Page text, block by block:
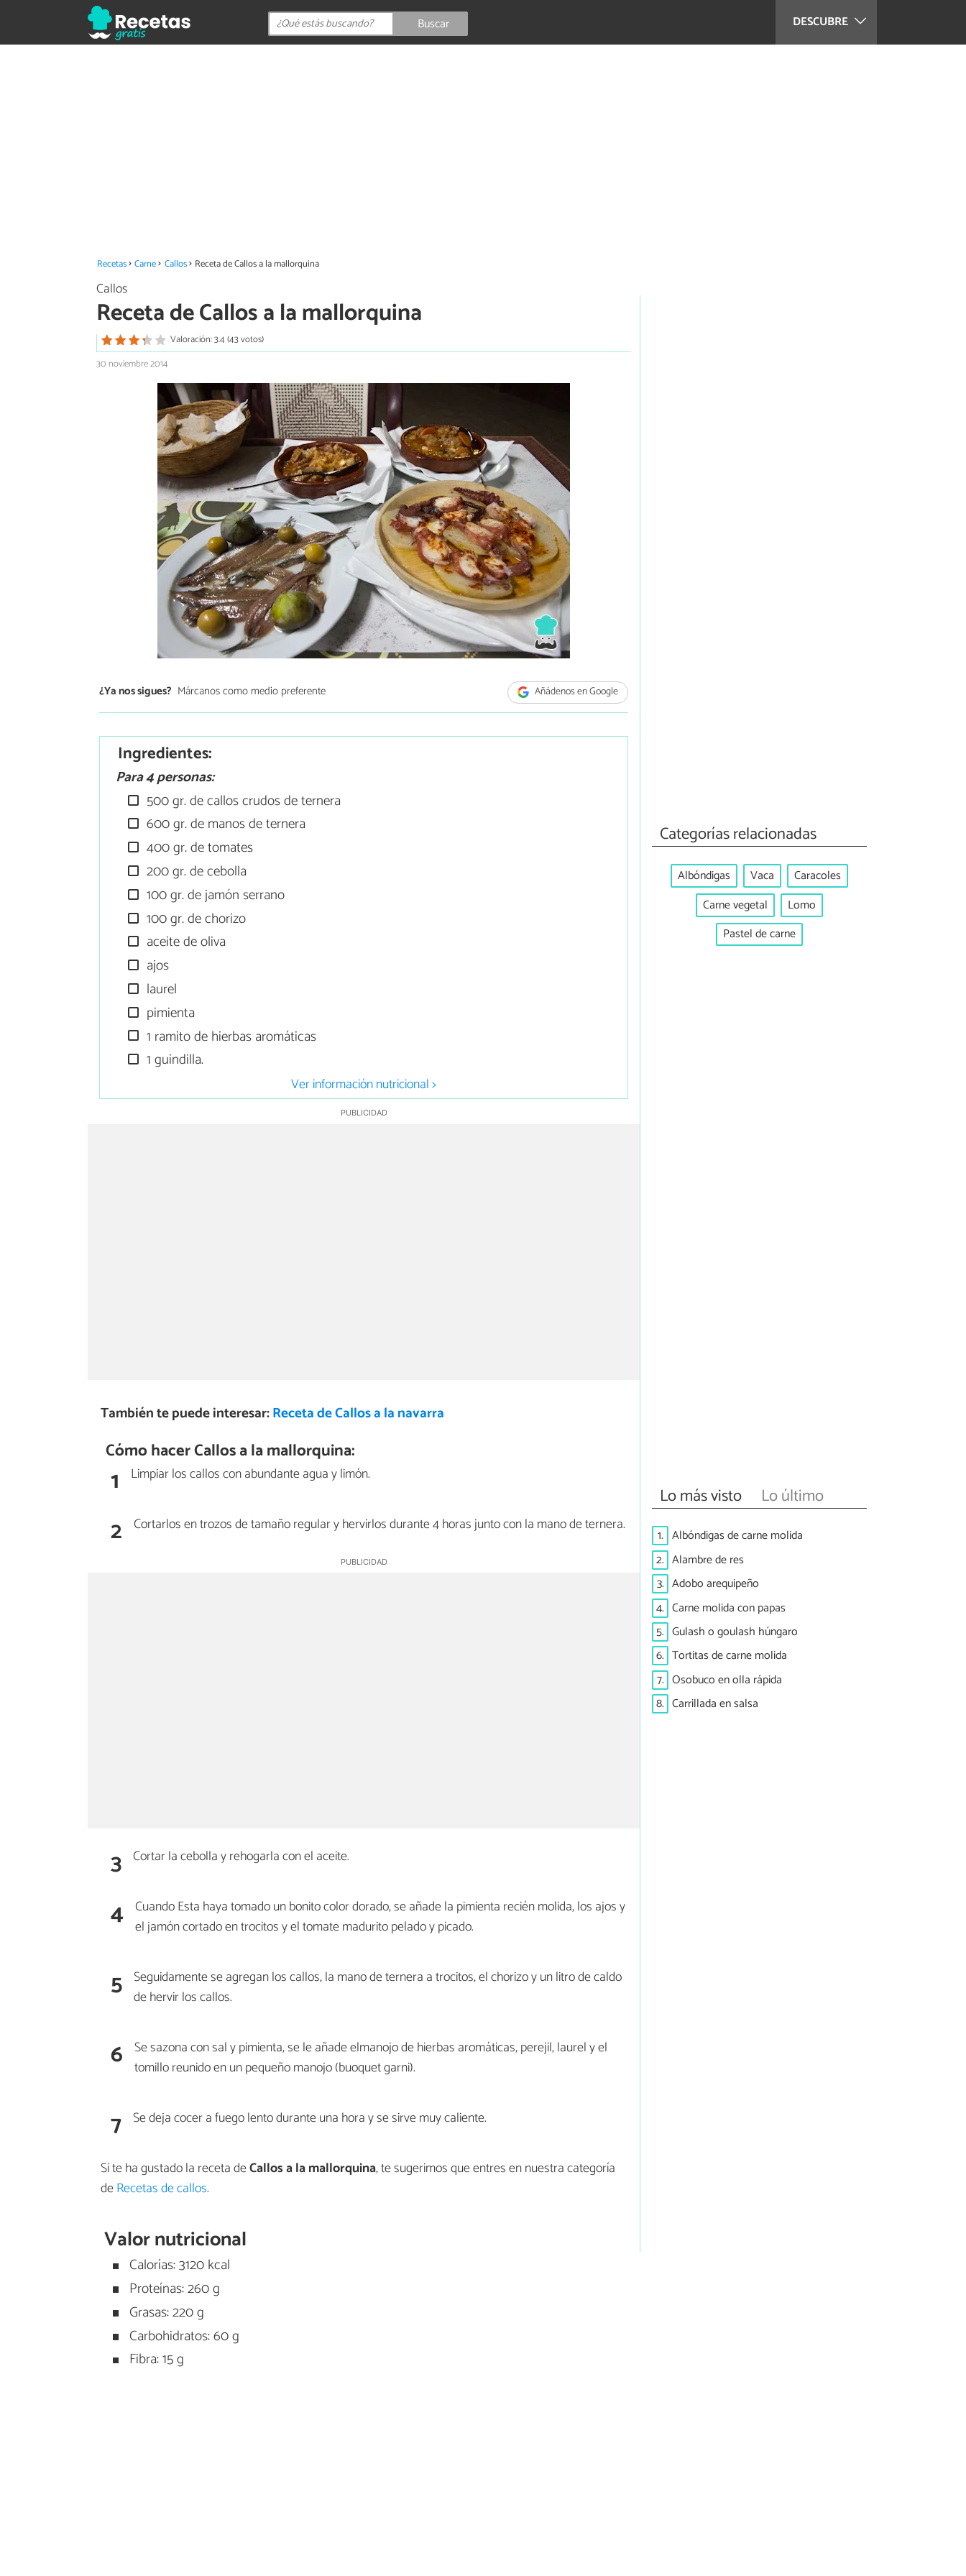
DESCUBRE
Buscar
Recetas Carne Callos Receta de Callos a la mallorquina
Callos
Receta de Callos a la mallorquina
Valoración: 3.4 (43 votos)
30 noviembre 2014
¿Ya nos sigues? Márcanos como medio preferente Añádenos en Google
Ingredientes:
Para 4 personas:
500 gr. de callos crudos de ternera
600 gr. de manos de ternera
400 gr. de tomates
200 gr. de cebolla
100 gr. de jamón serrano
100 gr. de chorizo
aceite de oliva
ajos
laurel
pimienta
1 ramito de hierbas aromáticas
1 guindilla.
Ver información nutricional >
También te puede interesar:Receta de Callos a la navarra
Cómo hacer Callos a la mallorquina:
1 Limpiar los callos con abundante agua y limón.
2 Cortarlos en trozos de tamaño regular y hervirlos durante 4 horas junto con la mano de ternera.
3 Cortar la cebolla y rehogarla con el aceite.
4 Cuando Esta haya tomado un bonito color dorado, se añade la pimienta recién molida, los ajos y
el jamón cortado en trocitos y el tomate madurito pelado y picado.
5 Seguidamente se agregan los callos, la mano de ternera a trocitos, el chorizo y un litro de caldo
de hervir los callos.
6 Se sazona con sal y pimienta, se le añade elmanojo de hierbas aromáticas, perejil, laurel y el
tomillo reunido en un pequeño manojo (buoquet garni).
7 Se deja cocer a fuego lento durante una hora y se sirve muy caliente.
Si te ha gustado la receta deCallos a la mallorquina, te sugerimos que entres en nuestra categoría
deRecetas de callos.
Valor nutricional
Calorías: 3120 kcal
Proteínas: 260 g
Grasas: 220 g
Carbohidratos: 60 g
Fibra: 15 g
Categorías relacionadas
Albóndigas Vaca
Caracoles
Carne vegetal
Lomo
Pastel de carne
Lo más visto Lo último
1. Albóndigas de carne molida
2. Alambre de res
3. Adobo arequipeño
4. Carne molida con papas
5. Gulash o goulash húngaro
6. Tortitas de carne molida
7. Osobuco en olla rápida
8. Carrillada en salsa